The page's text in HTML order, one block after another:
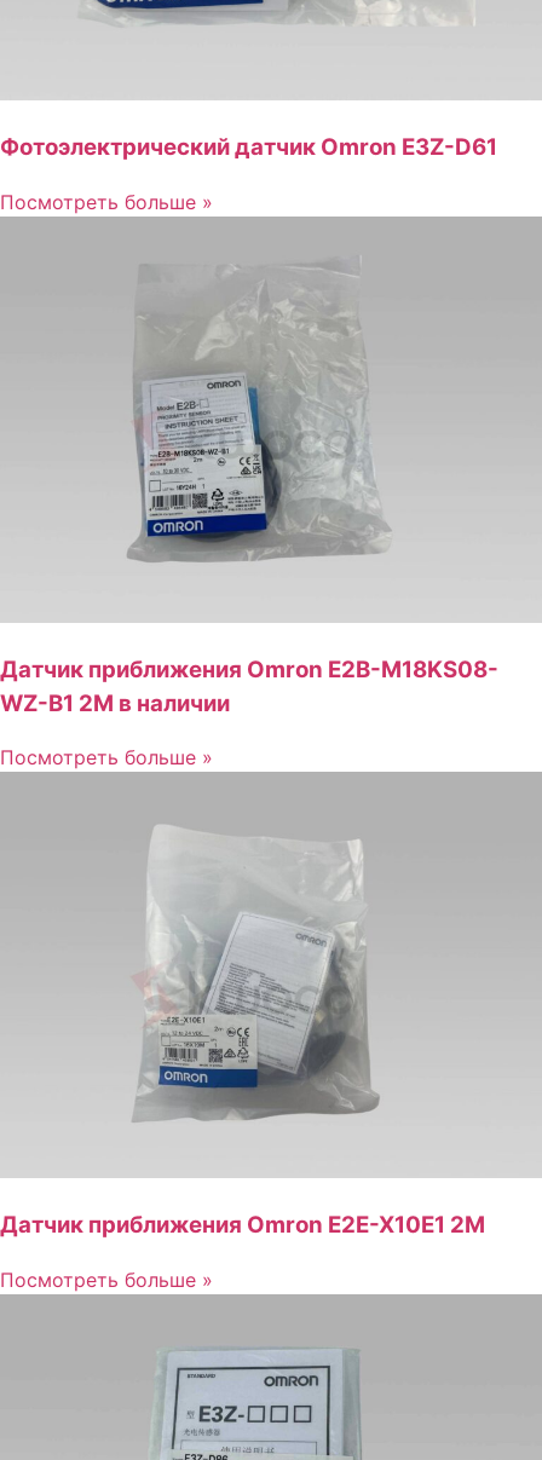
Фотоэлектрический датчик Omron E3Z-D61
Посмотреть больше »
Датчик приближения Omron E2B-M18KS08-
WZ-B1 2M в наличии
Посмотреть больше »
Датчик приближения Omron E2E-X10E1 2M
Посмотреть больше »